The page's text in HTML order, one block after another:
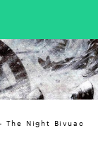
The Night Bivuac